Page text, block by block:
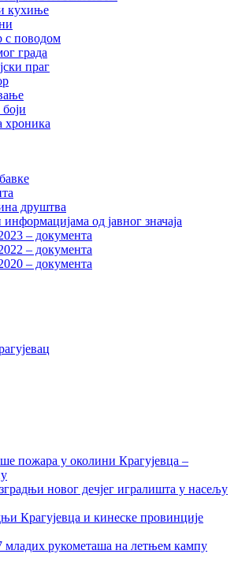
кухиње
с поводом
града
праг
хроника
друштва
од јавног значаја
– документа
– документа
– документа
пожара у околини Крагујевца –
новог дечјег игралишта у насељу
Крагујевца и кинеске провинције
младих рукометаша на летњем кампу